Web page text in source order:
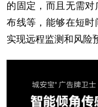
的固定，而且无需
布线等，能够在短
实现远程监测和风险